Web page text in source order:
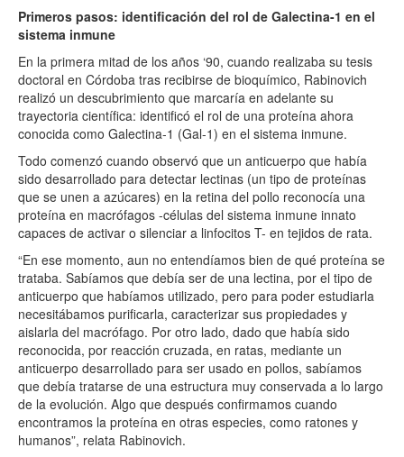
Primeros pasos: identificación del rol de Galectina-1 en el
sistema inmune
En la primera mitad de los años ‘90, cuando realizaba su tesis
doctoral en Córdoba tras recibirse de bioquímico, Rabinovich
realizó un descubrimiento que marcaría en adelante su
trayectoria científica: identificó el rol de una proteína ahora
conocida como Galectina-1 (Gal-1) en el sistema inmune.
Todo comenzó cuando observó que un anticuerpo que había
sido desarrollado para detectar lectinas (un tipo de proteínas
que se unen a azúcares) en la retina del pollo reconocía una
proteína en macrófagos -células del sistema inmune innato
capaces de activar o silenciar a linfocitos T- en tejidos de rata.
“En ese momento, aun no entendíamos bien de qué proteína se
trataba. Sabíamos que debía ser de una lectina, por el tipo de
anticuerpo que habíamos utilizado, pero para poder estudiarla
necesitábamos purificarla, caracterizar sus propiedades y
aislarla del macrófago. Por otro lado, dado que había sido
reconocida, por reacción cruzada, en ratas, mediante un
anticuerpo desarrollado para ser usado en pollos, sabíamos
que debía tratarse de una estructura muy conservada a lo largo
de la evolución. Algo que después confirmamos cuando
encontramos la proteína en otras especies, como ratones y
humanos”, relata Rabinovich.